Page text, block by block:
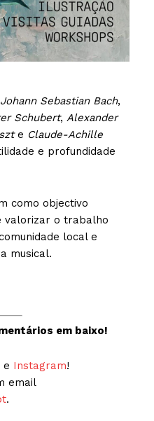
Johann Sebastian Bach,
Schubert, Alexander
e Claude-Achille
e profundidade
como objectivo
valorizar o trabalho
local e
musical.
em baixo!
e Instagram!
email
.